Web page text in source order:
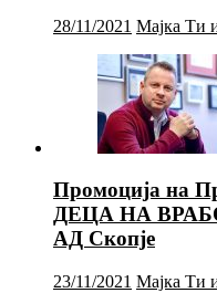
28/11/2021 Мајка Ти
Промоција на
ДЕЦА НА
АД Скопје
23/11/2021 Мајка Ти